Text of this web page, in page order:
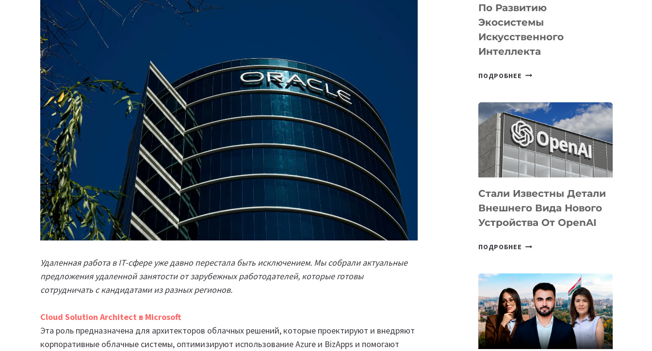
Удаленная работа в IT-сфере уже давно перестала быть исключением. Мы собрали актуальные
предложения удаленной занятости от зарубежных работодателей, которые готовы
сотрудничать с кандидатами из разных регионов.
Cloud Solution Architect в Microsoft
Эта роль предназначена для архитекторов облачных решений, которые проектируют и внедряют
корпоративные облачные системы, оптимизируют использование Azure и BizApps и помогают
По Развитию
Экосистемы
Искусственного
Интеллекта
ПОДРОБНЕЕ В
ПРИОРИТЕТНЫЕ
ЗАДАЧИ
ПО
РАЗВИТИЮ
ЭКОСИСТЕМЫ
ИСКУССТВЕННОГО
Стали Известны Детали
Внешнего Вида Нового
Устройства От OpenAI
ПОДРОБНЕЕ СТАЛИ
ВНЕШНЕГО
ВИДА
НОВОГО
УСТРОЙСТВА
OPENAI